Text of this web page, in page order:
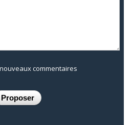
commentaires